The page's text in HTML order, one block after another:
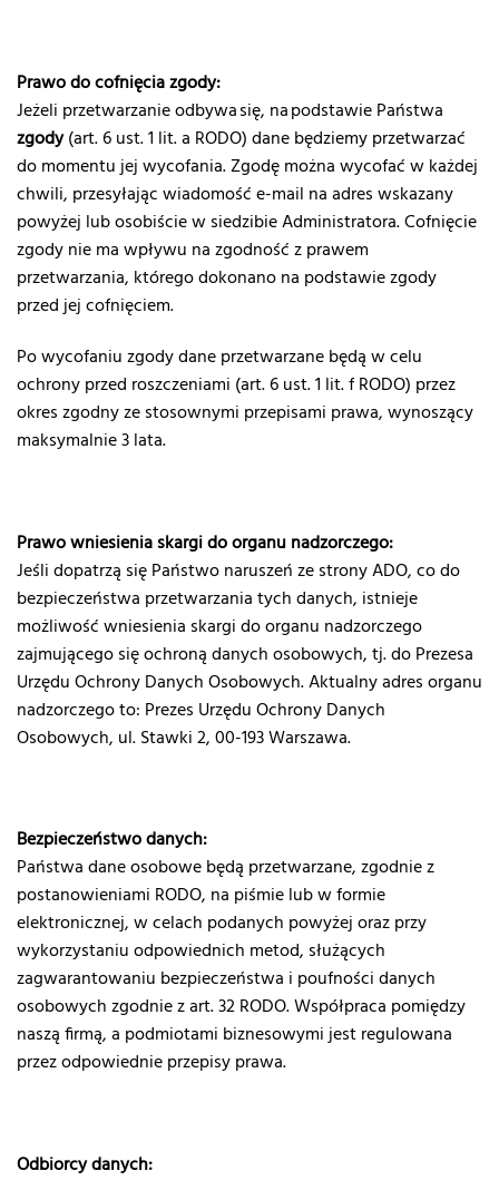
Prawo do cofnięcia zgody:
Jeżeli przetwarzanie odbywa się, na podstawie Państwa
zgody(art. 6 ust. 1 lit. a RODO) dane będziemy przetwarzać
do momentu jej wycofania. Zgodę można wycofać w każdej
chwili, przesyłając wiadomość e-mail na adres wskazany
powyżej lub osobiście w siedzibie Administratora.Cofnięcie
zgody nie ma wpływu na zgodność z prawem
przetwarzania, którego dokonano na podstawie zgody
przed jej cofnięciem.
Po wycofaniu zgody dane przetwarzane będą w celu
ochrony przed roszczeniami (art. 6 ust. 1 lit. f RODO) przez
okres zgodny ze stosownymi przepisami prawa, wynoszący
maksymalnie 3 lata.
Prawo wniesienia skargi do organu nadzorczego:
Jeśli dopatrzą się Państwo naruszeń ze strony ADO, co do
bezpieczeństwa przetwarzania tych danych, istnieje
możliwość wniesienia skargi do organu nadzorczego
zajmującego się ochroną danych osobowych, tj. do Prezesa
Urzędu Ochrony Danych Osobowych. Aktualny adres organu
nadzorczego to: Prezes Urzędu Ochrony Danych
Osobowych, ul. Stawki 2, 00-193 Warszawa.
Bezpieczeństwo danych:
Państwa dane osobowe będą przetwarzane, zgodnie z
postanowieniami RODO, na piśmie lub w formie
elektronicznej, w celach podanych powyżej oraz przy
wykorzystaniu odpowiednich metod, służących
zagwarantowaniu bezpieczeństwa i poufności danych
osobowych zgodnie z art. 32 RODO. Współpraca pomiędzy
naszą firmą, a podmiotami biznesowymi jest regulowana
przez odpowiednie przepisy prawa.
Odbiorcy danych: